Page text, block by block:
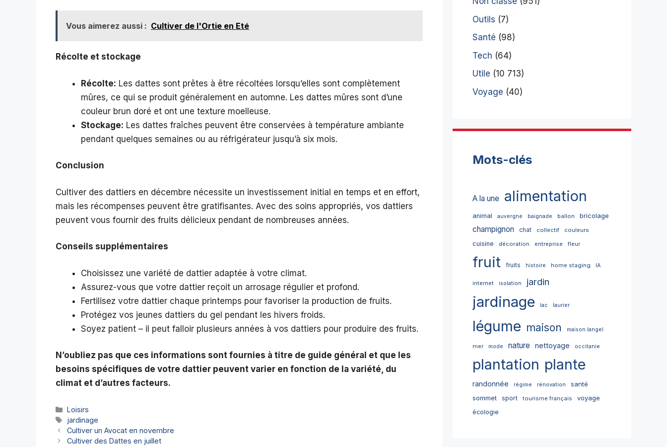
Vous aimerez aussi : Cultiver de l'Ortie en Eté
Récolte et stockage
Récolte: Les dattes sont prêtes à être récoltées lorsqu’elles sont complètement
mûres, ce qui se produit généralement en automne. Les dattes mûres sont d’une
couleur brun doré et ont une texture moelleuse.
Stockage: Les dattes fraîches peuvent être conservées à température ambiante
pendant quelques semaines ou au réfrigérateur jusqu’à six mois.
Conclusion
Cultiver des dattiers en décembre nécessite un investissement initial en temps et en effort,
mais les récompenses peuvent être gratifisantes. Avec des soins appropriés, vos dattiers
peuvent vous fournir des fruits délicieux pendant de nombreuses années.
Conseils supplémentaires
Choisissez une variété de dattier adaptée à votre climat.
Assurez-vous que votre dattier reçoit un arrosage régulier et profond.
Fertilisez votre dattier chaque printemps pour favoriser la production de fruits.
Protégez vos jeunes dattiers du gel pendant les hivers froids.
Soyez patient – il peut falloir plusieurs années à vos dattiers pour produire des fruits.
N’oubliez pas que ces informations sont fournies à titre de guide général et que les
besoins spécifiques de votre dattier peuvent varier en fonction de la variété, du
climat et d’autres facteurs.
Catégories
Loisirs
Étiquettes
jardinage
Cultiver un Avocat en novembre
Cultiver des Dattes en juillet
Outils (7)
Santé (98)
Tech (64)
Utile (10 713)
Voyage (40)
Mots-clés
A la une alimentation
animal auvergne baignade ballon bricolage
champignon chat collectif couleurs
cuisine décoration entreprise fleur
fruit fruits histoire home staging IA
internet isolation jardin
jardinage lac laurier
légume maison maison langel
mer mode nature nettoyage occitanie
plantation plante
randonnée régime rénovation
santé
sommet
sport tourisme français
voyage
écologie